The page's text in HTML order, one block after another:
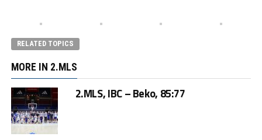
RELATED TOPICS
MORE IN 2.MLS
2.MLS, IBC – Beko, 85:77